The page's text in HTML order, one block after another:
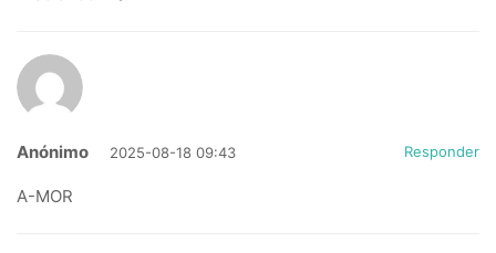
Anónimo 2025-08-18 09:43 Responder
A-MOR